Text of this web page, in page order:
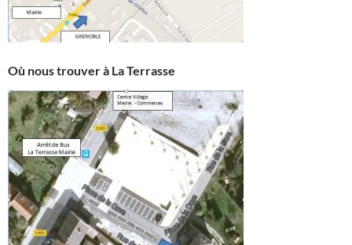
Où nous trouver à La Terrasse